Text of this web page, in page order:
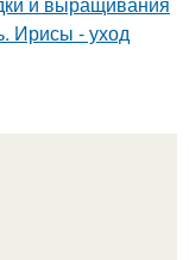
Ирисы - уход